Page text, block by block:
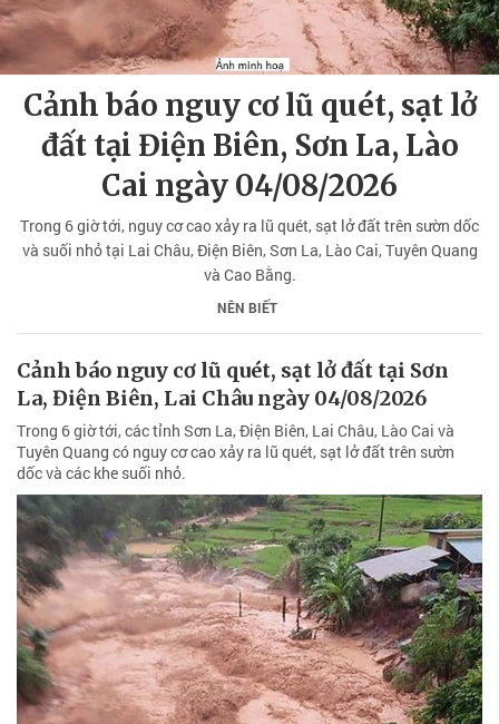
Cảnh báo nguy cơ lũ quét, sạt lở
đất tại Điện Biên, Sơn La, Lào
Cai ngày 04/08/2026
Trong 6 giờ tới, nguy cơ cao xảy ra lũ quét, sạt lở đất trên sườn dốc
và suối nhỏ tại Lai Châu, Điện Biên, Sơn La, Lào Cai, Tuyên Quang
và Cao Bằng.
NÊN BIẾT
Cảnh báo nguy cơ lũ quét, sạt lở đất tại Sơn
La, Điện Biên, Lai Châu ngày 04/08/2026
Trong 6 giờ tới, các tỉnh Sơn La, Điện Biên, Lai Châu, Lào Cai và
Tuyên Quang có nguy cơ cao xảy ra lũ quét, sạt lở đất trên sườn
dốc và các khe suối nhỏ.